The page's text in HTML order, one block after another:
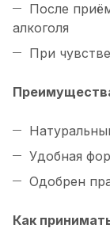
После
алкоголя
При
Удобная
Одобрен
Как